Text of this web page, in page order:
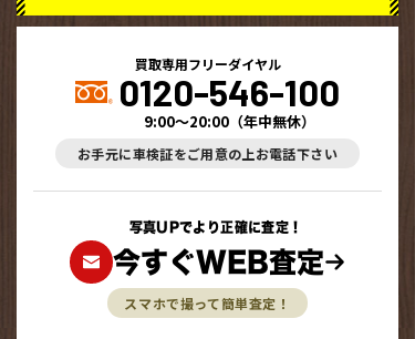
買取専用フリーダイヤル
0120-546-100
9:00～20:00 （年中無休）
お手元に車検証をご用意の上お電話下さい
写真UPでより正確に査定！
今すぐWEB査定
スマホで撮って簡単査定！